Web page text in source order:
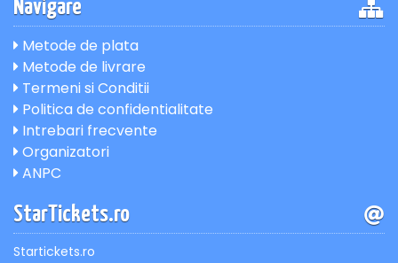
Navigare
Metode de plata
Metode de livrare
Termeni si Conditii
Politica de confidentialitate
Intrebari frecvente
Organizatori
ANPC
StarTickets.ro
Startickets.ro